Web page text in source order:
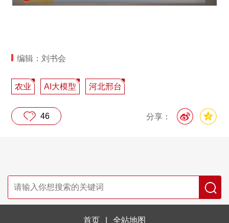
编辑：刘书会
农业 AI大模型 河北邢台
分享：
46
首页 全站地图